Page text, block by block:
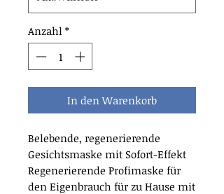
Anzahl *
In den Warenkorb
Belebende, regenerierende
Gesichtsmaske mit Sofort-Effekt
Regenerierende Profimaske für
den Eigenbrauch für zu Hause mit